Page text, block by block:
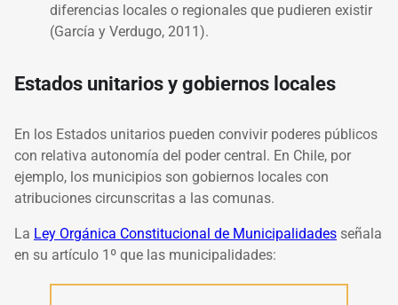
diferencias locales o regionales que pudieren existir
(García y Verdugo, 2011).
Estados unitarios y gobiernos locales
En los Estados unitarios pueden convivir poderes públicos
con relativa autonomía del poder central. En Chile, por
ejemplo, los municipios son gobiernos locales con
atribuciones circunscritas a las comunas.
La Ley Orgánica Constitucional de Municipalidades señala
en su artículo 1º que las municipalidades: